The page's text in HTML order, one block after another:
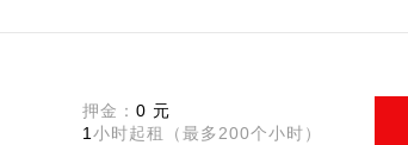
押金： 0 元
1 小时起租（最多200个小时）